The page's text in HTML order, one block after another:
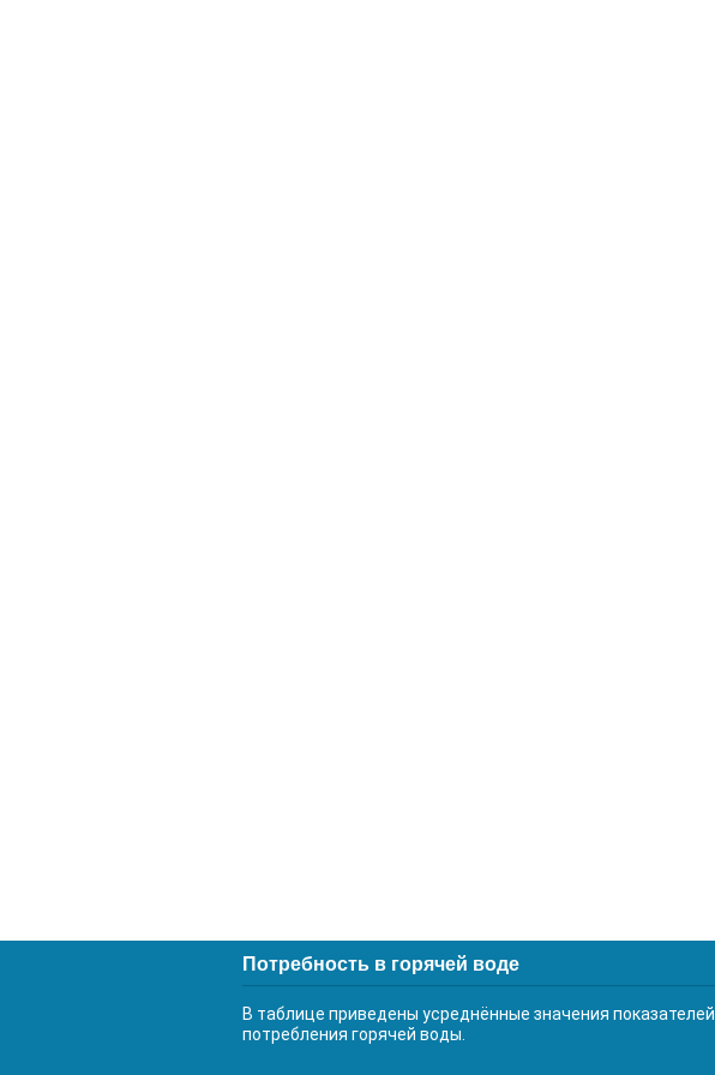
Потребность в горячей воде
В таблице приведены усреднённые значения показателей
потребления горячей воды.